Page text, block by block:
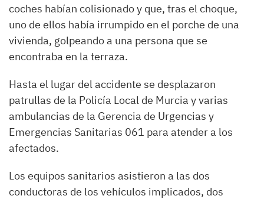
coches habían colisionado y que, tras el choque,
uno de ellos había irrumpido en el porche de una
vivienda, golpeando a una persona que se
encontraba en la terraza.
Hasta el lugar del accidente se desplazaron
patrullas de la Policía Local de Murcia y varias
ambulancias de la Gerencia de Urgencias y
Emergencias Sanitarias 061 para atender a los
afectados.
Los equipos sanitarios asistieron a las dos
conductoras de los vehículos implicados, dos